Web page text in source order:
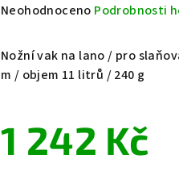
Průměrné
produktu
je
0,0
5
hvězdiček.
Neohodnoceno Podrobnosti
Nožní vak na lano / pro
m / objem 11 litrů / 240 g
1 242 Kč